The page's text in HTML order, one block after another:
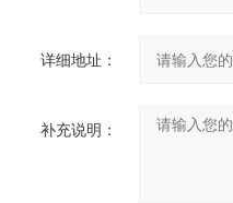
详细地址：
补充说明：